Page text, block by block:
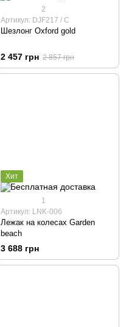
2
Артикул: DJF217 / С
Шезлонг Oxford gold
2 457 грн 2 857 грн
Хит
1
Артикул: LNK-006
Лежак на колесах Garden
beach
3 688 грн